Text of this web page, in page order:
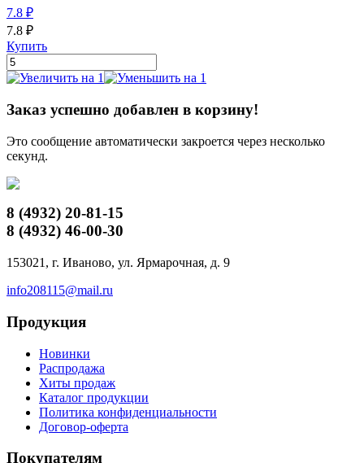
7.8 ₽
7.8 ₽
Купить
Заказ успешно добавлен в корзину!
Это сообщение автоматически закроется через несколько
секунд.
8 (4932) 20-81-15
8 (4932) 46-00-30
153021, г. Иваново, ул. Ярмарочная, д. 9
info208115@mail.ru
Продукция
Новинки
Распродажа
Хиты продаж
Каталог продукции
Политика конфиденциальности
Договор-оферта
Покупателям